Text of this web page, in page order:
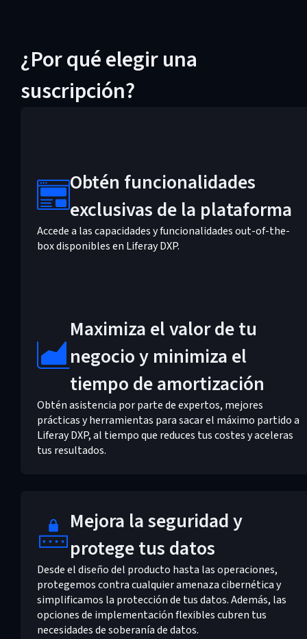
¿Por qué elegir una
suscripción?
Obtén funcionalidades
exclusivas de la plataforma
Accede a las capacidades y funcionalidades out-of-the-
box disponibles en Liferay DXP.
Maximiza el valor de tu
negocio y minimiza el
tiempo de amortización
Obtén asistencia por parte de expertos, mejores
prácticas y herramientas para sacar el máximo partido a
Liferay DXP, al tiempo que reduces tus costes y aceleras
tus resultados.
Mejora la seguridad y
protege tus datos
Desde el diseño del producto hasta las operaciones,
protegemos contra cualquier amenaza cibernética y
simplificamos la protección de tus datos. Además, las
opciones de implementación flexibles cubren tus
necesidades de soberanía de datos.